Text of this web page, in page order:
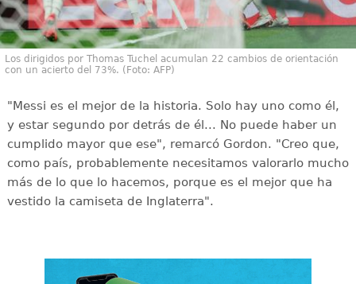
Los dirigidos por Thomas Tuchel acumulan 22 cambios de orientación
con un acierto del 73%. (Foto: AFP)
"Messi es el mejor de la historia. Solo hay uno como él,
y estar segundo por detrás de él... No puede haber un
cumplido mayor que ese", remarcó Gordon. "Creo que,
como país, probablemente necesitamos valorarlo mucho
más de lo que lo hacemos, porque es el mejor que ha
vestido la camiseta de Inglaterra".